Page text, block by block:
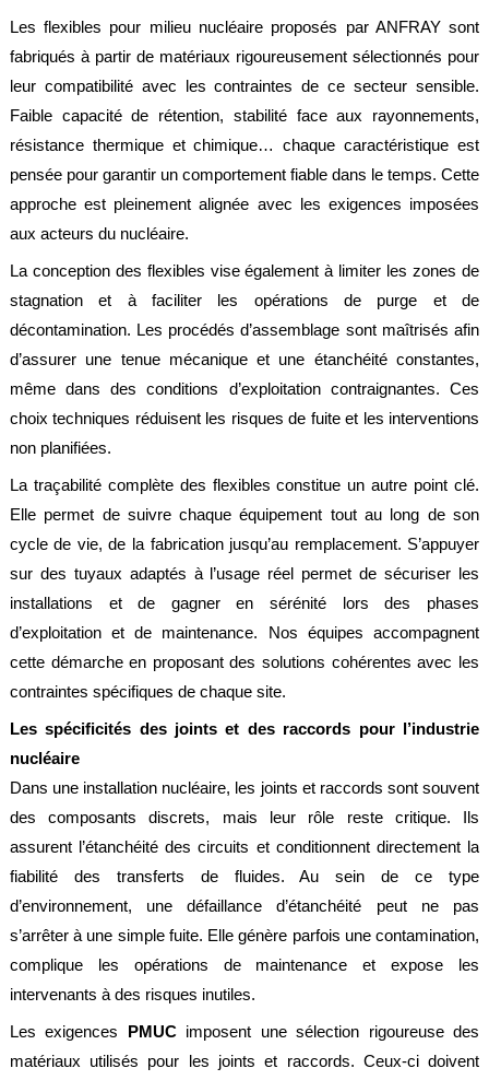
Les flexibles pour milieu nucléaire proposés par ANFRAY sont
fabriqués à partir de matériaux rigoureusement sélectionnés pour
leur compatibilité avec les contraintes de ce secteur sensible.
Faible capacité de rétention, stabilité face aux rayonnements,
résistance thermique et chimique… chaque caractéristique est
pensée pour garantir un comportement fiable dans le temps. Cette
approche est pleinement alignée avec les exigences imposées
aux acteurs du nucléaire.
La conception des flexibles vise également à limiter les zones de
stagnation et à faciliter les opérations de purge et de
décontamination. Les procédés d’assemblage sont maîtrisés afin
d’assurer une tenue mécanique et une étanchéité constantes,
même dans des conditions d’exploitation contraignantes. Ces
choix techniques réduisent les risques de fuite et les interventions
non planifiées.
La traçabilité complète des flexibles constitue un autre point clé.
Elle permet de suivre chaque équipement tout au long de son
cycle de vie, de la fabrication jusqu’au remplacement. S’appuyer
sur des tuyaux adaptés à l’usage réel permet de sécuriser les
installations et de gagner en sérénité lors des phases
d’exploitation et de maintenance. Nos équipes accompagnent
cette démarche en proposant des solutions cohérentes avec les
contraintes spécifiques de chaque site.
Les spécificités des joints et des raccords pour l’industrie
nucléaire
Dans une installation nucléaire, les joints et raccords sont souvent
des composants discrets, mais leur rôle reste critique. Ils
assurent l’étanchéité des circuits et conditionnent directement la
fiabilité des transferts de fluides. Au sein de ce type
d’environnement, une défaillance d’étanchéité peut ne pas
s’arrêter à une simple fuite. Elle génère parfois une contamination,
complique les opérations de maintenance et expose les
intervenants à des risques inutiles.
Les exigences PMUC imposent une sélection rigoureuse des
matériaux utilisés pour les joints et raccords. Ceux-ci doivent